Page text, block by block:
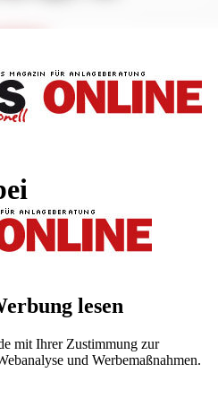
lesen
mit Ihrer Zustimmung zur
und Werbemaßnahmen.